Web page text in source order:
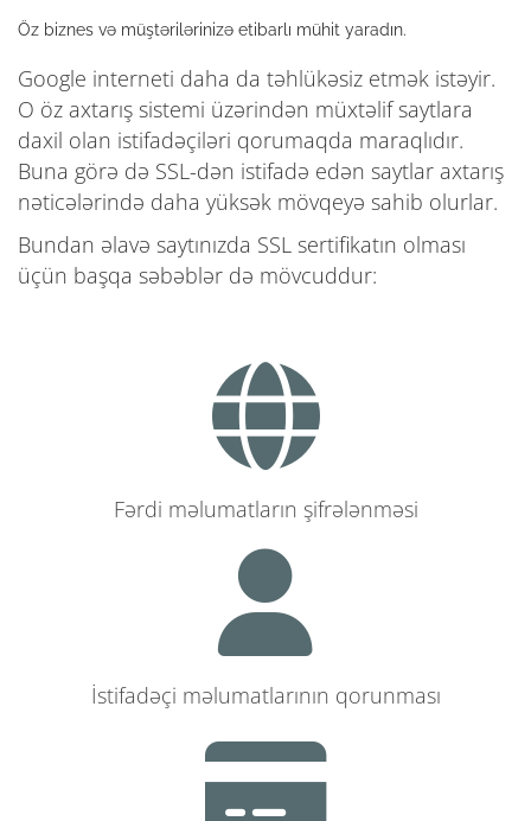
Öz biznes və müştərilərinizə etibarlı mühit yaradın.
Google interneti daha da təhlükəsiz etmək istəyir.
O öz axtarış sistemi üzərindən müxtəlif saytlara
daxil olan istifadəçiləri qorumaqda maraqlıdır.
Buna görə də SSL-dən istifadə edən saytlar axtarış
nəticələrində daha yüksək mövqeyə sahib olurlar.
Bundan əlavə saytınızda SSL sertifikatın olması
üçün başqa səbəblər də mövcuddur:
Fərdi məlumatların şifrələnməsi
İstifadəçi məlumatlarının qorunması